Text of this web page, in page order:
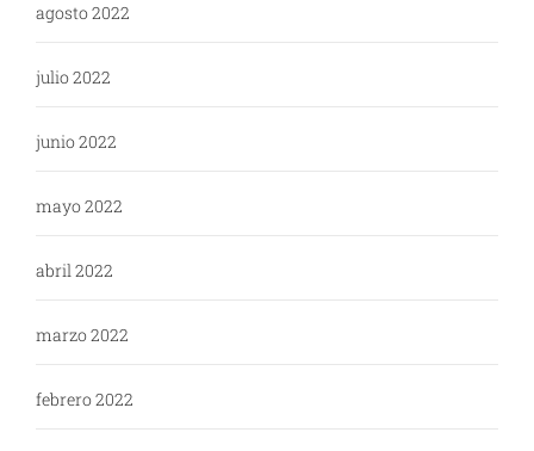
agosto 2022
julio 2022
junio 2022
mayo 2022
abril 2022
marzo 2022
febrero 2022